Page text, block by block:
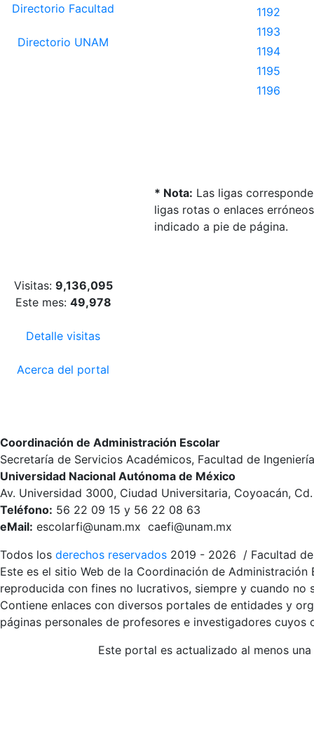
Directorio Facultad
Directorio UNAM
1192
1193
1194
1195
1196
* Nota: Las ligas
ligas rotas o enlaces
indicado a pie de página.
Visitas: 9,136,095
Este mes: 49,978
Detalle visitas
Acerca del portal
Coordinación de Administración Escolar
Secretaría de Servicios Académicos, Facultad de Ingeniería
Universidad Nacional Autónoma de México
Av. Universidad 3000, Ciudad Universitaria, Coyoacán,
Teléfono: 56 22 09 15 y 56 22 08 63
eMail: escolarfi@unam.mx caefi@unam.mx
Todos los derechos reservados 2019 - 2026 / Facultad
Este es el sitio Web de la Coordinación de
reproducida con fines no lucrativos, siempre y cuando
Contiene enlaces con diversos portales de entidades y
páginas personales de profesores e investigadores
Este portal es actualizado al menos una